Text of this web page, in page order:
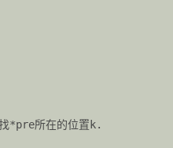
所在的位置k.